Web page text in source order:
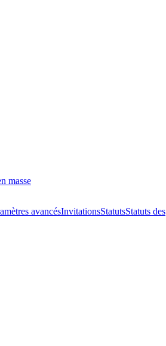
masse
avancésInvitationsStatutsStatuts des